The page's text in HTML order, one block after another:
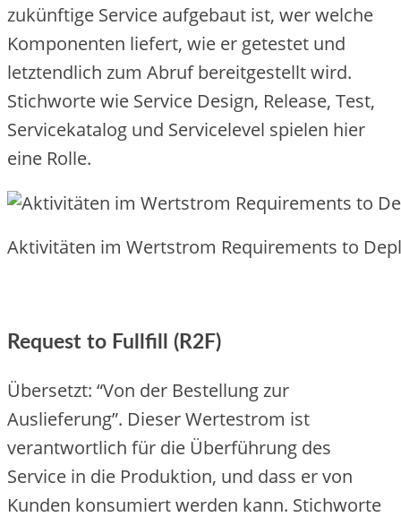
zukünftige Service aufgebaut ist, wer welche
Komponenten liefert, wie er getestet und
letztendlich zum Abruf bereitgestellt wird.
Stichworte wie Service Design, Release, Test,
Servicekatalog und Servicelevel spielen hier
eine Rolle.
Aktivitäten im Wertstrom Requirements to
Request to Fullfill (R2F)
Übersetzt: “Von der Bestellung zur
Auslieferung”. Dieser Wertestrom ist
verantwortlich für die Überführung des
Service in die Produktion, und dass er von
Kunden konsumiert werden kann. Stichworte